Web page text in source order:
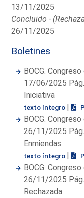
13/11/2025
Concluido -
26/11/2025
Boletines
BOCG.
17/06/2025
Iniciativa
texto íntegro |
BOCG.
26/11/2025
Enmiendas
texto íntegro |
BOCG.
26/11/2025
Rechazada